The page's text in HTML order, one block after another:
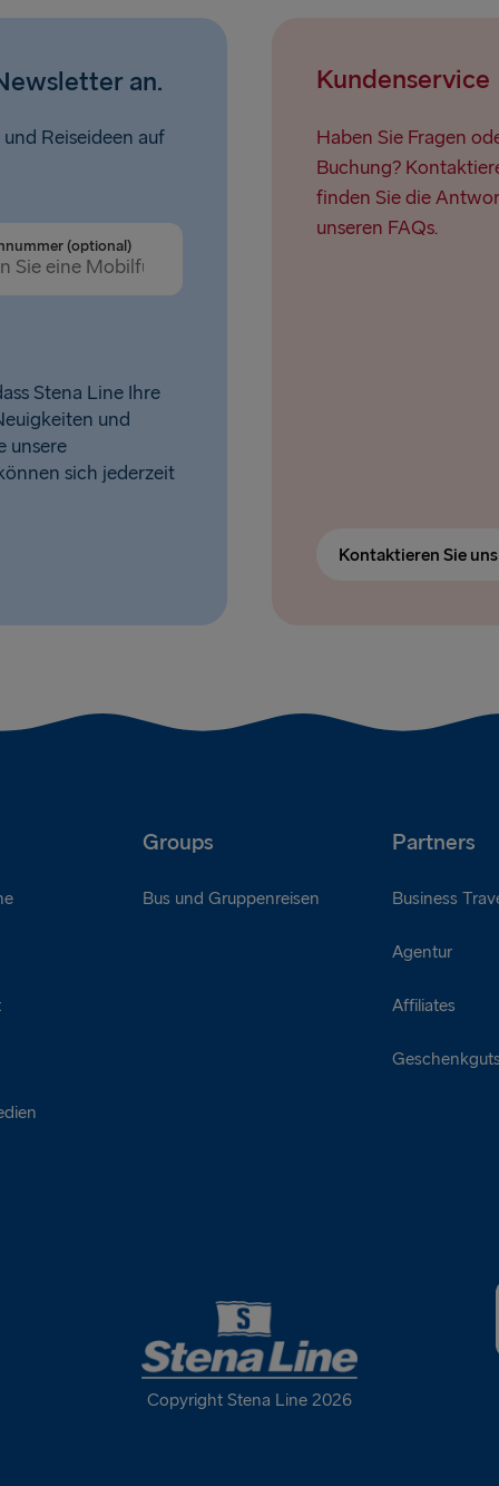
an.
Reiseideen auf
(optional)
Stena Line Ihre
und
unsere
sich jederzeit
Kundenservice
Haben Sie Fragen
Buchung?
finden Sie die
unseren FAQs.
Kontaktieren Sie uns
Groups Partners
Bus und Gruppenreisen Business
Agentur
Affiliates
Copyright Stena Line 2026